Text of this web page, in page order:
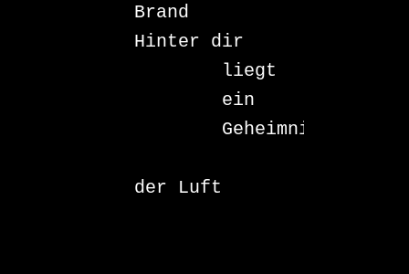
Brand
Hinter dir
der Luft